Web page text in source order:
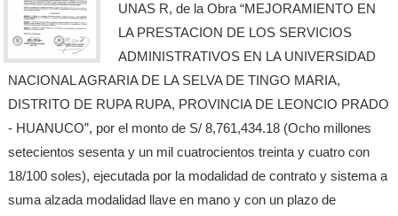
UNAS R, de la Obra “MEJORAMIENTO EN
LA PRESTACION DE LOS SERVICIOS
ADMINISTRATIVOS EN LA UNIVERSIDAD
NACIONAL AGRARIA DE LA SELVA DE TINGO MARIA,
DISTRITO DE RUPA RUPA, PROVINCIA DE LEONCIO PRADO
- HUANUCO”, por el monto de S/ 8,761,434.18 (Ocho millones
setecientos sesenta y un mil cuatrocientos treinta y cuatro con
18/100 soles), ejecutada por la modalidad de contrato y sistema a
suma alzada modalidad llave en mano y con un plazo de